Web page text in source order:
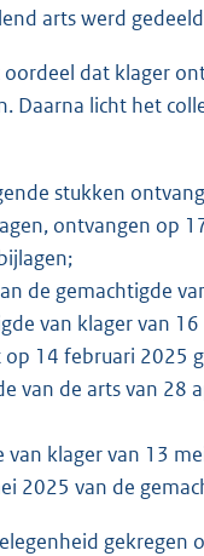
arts werd
dat klager
Daarna licht het
stukken
ontvangen op
de gemachtigde
van klager van
14 februari 2025
van de arts van
van klager van 13
2025 van de
gekregen